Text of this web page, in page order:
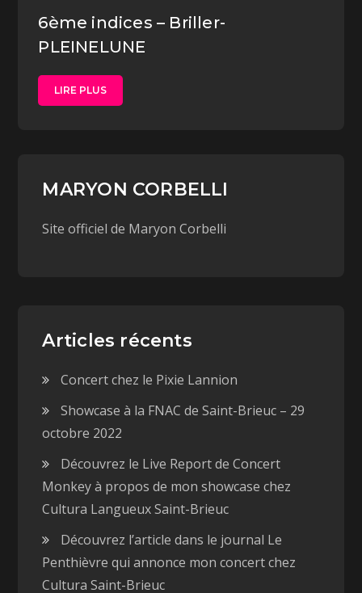
6ème indices – Briller-
PLEINELUNE
LIRE PLUS
MARYON CORBELLI
Site officiel de Maryon Corbelli
Articles récents
Concert chez le Pixie Lannion
Showcase à la FNAC de Saint-Brieuc – 29
octobre 2022
Découvrez le Live Report de Concert
Monkey à propos de mon showcase chez
Cultura Langueux Saint-Brieuc
Découvrez l’article dans le journal Le
Penthièvre qui annonce mon concert chez
Cultura Saint-Brieuc